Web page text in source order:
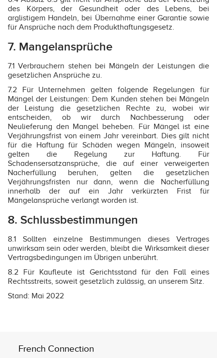
des Körpers, der Gesundheit oder des Lebens, bei
arglistigem Handeln, bei Übernahme einer Garantie sowie
für Ansprüche nach dem Produkthaftungsgesetz.
7. Mangelansprüche
7.1 Verbrauchern stehen bei Mängeln der Leistungen die
gesetzlichen Ansprüche zu.
7.2 Für Unternehmen gelten folgende Regelungen für
Mängel der Leistungen: Dem Kunden stehen bei Mängeln
der Leistung die gesetzlichen Rechte zu, wobei wir
entscheiden, ob wir durch Nachbesserung oder
Neulieferung den Mangel beheben. Für Mängel ist eine
Verjährungsfrist von einem Jahr vereinbart. Dies gilt nicht
für die Haftung für Schäden wegen Mängeln, insoweit
gelten die Regelung zur Haftung. Für
Schadensersatzansprüche, die auf einer verweigerten
Nacherfüllung beruhen, gelten die gesetzlichen
Verjährungsfristen nur dann, wenn die Nacherfüllung
innerhalb der auf ein Jahr verkürzten Frist für
Mängelansprüche verlangt worden ist.
8. Schlussbestimmungen
8.1 Sollten einzelne Bestimmungen dieses Vertrages
unwirksam sein oder werden, bleibt die Wirksamkeit dieser
Vertragsbedingungen im Übrigen unberührt.
8.2 Für Kaufleute ist Gerichtsstand für den Fall eines
Rechtsstreits, soweit gesetzlich zulässig, an unserem Sitz.
Stand: Mai 2022
French Connection